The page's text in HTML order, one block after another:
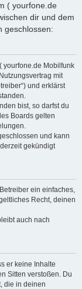
( yourfone.de
dir und dem
geschlossen:
yourfone.de Mobilfunk
mit
und erklärst
bist, so darfst du
Boards gelten
und kann
gekündigt
ein einfaches,
Recht, deinen
auch nach
er keine Inhalte
Sitten verstoßen. Du
die in deinen